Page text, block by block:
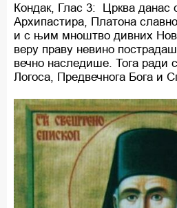
Кондак, Глас 3: Црква данас
Архипастира, Платона
и с њим мноштво дивних
веру праву невино
вечно наследише. Тога ради
Логоса, Предвечнога Бога и